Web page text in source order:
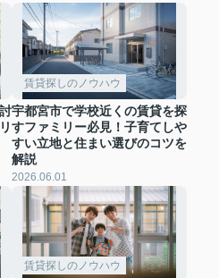
賃貸探しのノウハウ
宇都宮市で学校近くの賃貸を探
すファミリー必見！子育てしや
すい立地と住まい選びのコツを
解説
2026.06.01
賃貸探しのノウハウ